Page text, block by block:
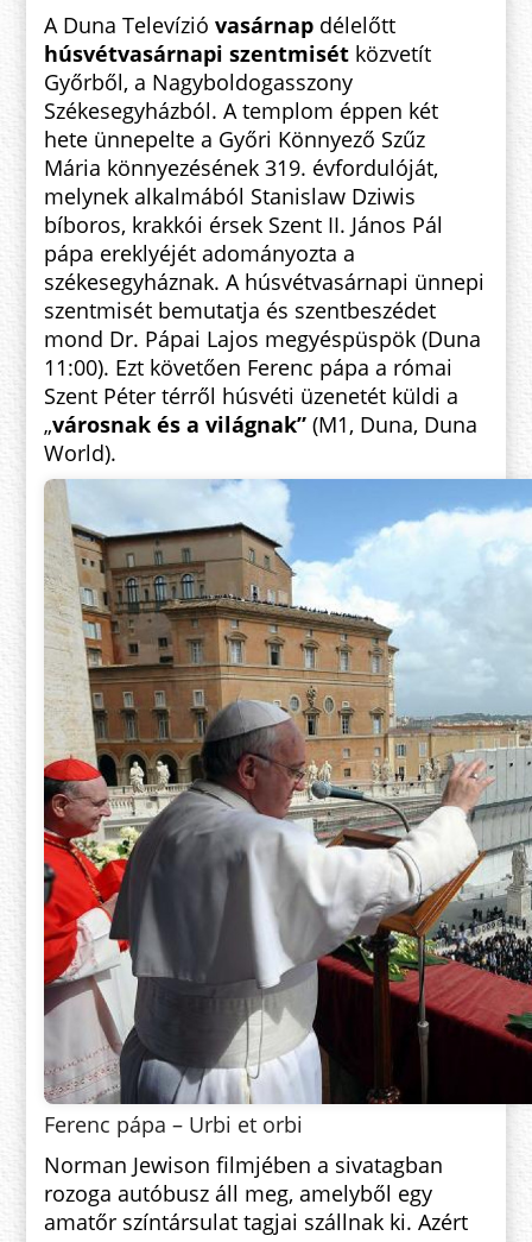
A Duna Televízióvasárnap délelőtt
húsvétvasárnapi szentmisét közvetít
Győrből, a Nagyboldogasszony
Székesegyházból. A templom éppen két
hete ünnepelte a Győri Könnyező Szűz
Mária könnyezésének 319. évfordulóját,
melynek alkalmából Stanislaw Dziwis
bíboros, krakkói érsek Szent II. János Pál
pápa ereklyéjét adományozta a
székesegyháznak. A húsvétvasárnapi ünnepi
szentmisét bemutatja és szentbeszédet
mond Dr. Pápai Lajos megyéspüspök (Duna
11:00). Ezt követően Ferenc pápa a római
Szent Péter térről húsvéti üzenetét küldi a
„városnak és a világnak”(M1, Duna, Duna
World).
Ferenc pápa – Urbi et orbi
Norman Jewison filmjében a sivatagban
rozoga autóbusz áll meg, amelyből egy
amatőr színtársulat tagjai szállnak ki. Azért